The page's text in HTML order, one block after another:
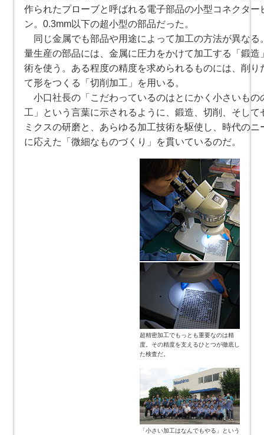
作られたプローブと呼ばれる電子部品の小型コネクター
ン。0.3mm以下の超小型の部品だった。
同じ金属でも部品や用途によって加工の方法が異なる
量生産の部品には、金属に圧力をかけて加工する「鍛造
術を使う。ある程度の精度を求められるものには、削り
て形をつくる「切削加工」を用いる。
小口社長の「こだわっているのはとにかく小さいもの
工」という言葉に示されるように、鍛造、切削、そして
ミクスの研磨と、あらゆる加工技術を駆使し、時代のニ
に応えた「微細なものづくり」を貫いているのだ。
超精密加工でもっとも重要なのは精
度。その精度を支えるひとつが徹底し
た検査だ。
「小さい加工はなんでもやる」という